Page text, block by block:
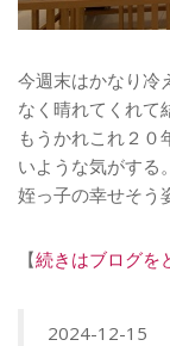
今週末はかなり冷
なく晴れてくれて
もうかれこれ２０
いような気がする。
姪っ子の幸せそう
【続きはブログを
2024-12-15